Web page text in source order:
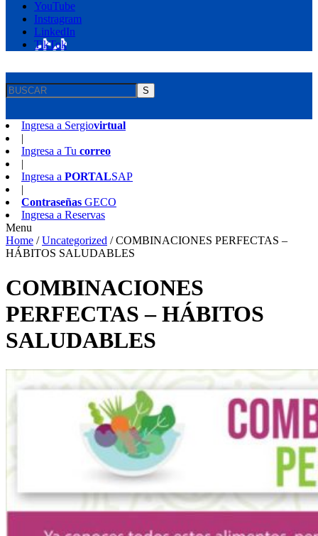
YouTube
Instragram
LinkedIn
TikTok
S
Ingresa a Sergiovirtual
|
Ingresa a Tu correo
|
Ingresa a PORTALSAP
|
Contraseñas GECO
Ingresa a Reservas
Menu
Home /Uncategorized /COMBINACIONES PERFECTAS –
HÁBITOS SALUDABLES
COMBINACIONES
PERFECTAS – HÁBITOS
SALUDABLES